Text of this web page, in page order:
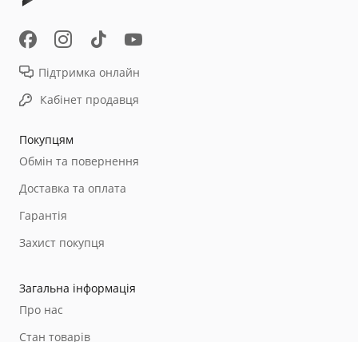
Покупцям
Обмін та повернення
Доставка та оплата
Гарантія
Захист покупця
Загальна інформація
Про нас
Стан товарів
Підтримка онлайн
Кабінет продавця